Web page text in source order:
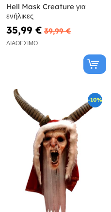
Hell Mask Creature για
ενήλικες
35,99 € 39,99 €
ΔΙΑΘΈΣΙΜΟ
-10%